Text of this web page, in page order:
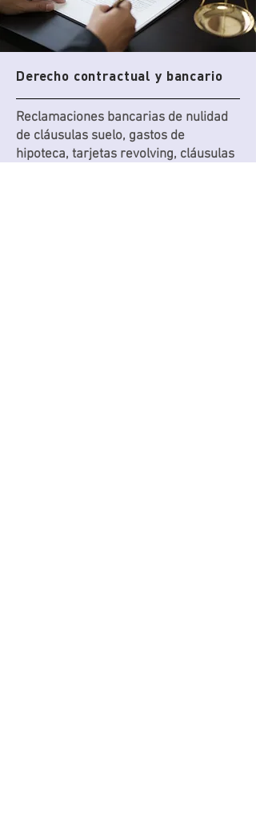
Derecho contractual y bancario
Reclamaciones bancarias de nulidad
de cláusulas suelo, gastos de
hipoteca, tarjetas revolving, cláusulas